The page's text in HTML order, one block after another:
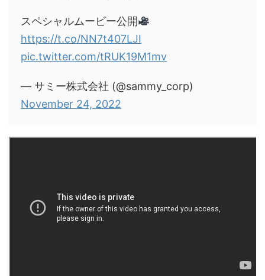
スペシャルムービー公開
https://t.co/NN7t407LJI
pic.twitter.com/tRUK19M1mv
— サミー株式会社 (@sammy_corp)
November 24, 2022